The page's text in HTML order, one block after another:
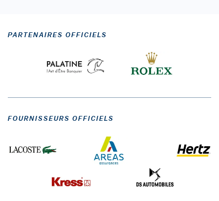
PARTENAIRES OFFICIELS
FOURNISSEURS OFFICIELS